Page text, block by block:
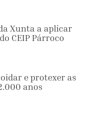
Xunta a aplicar
CEIP Párroco
e protexer as
anos